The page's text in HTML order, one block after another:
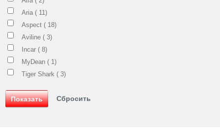
Aria ( 11)
Aspect ( 18)
Aviline ( 3)
Incar ( 8)
MyDean ( 1)
Tiger Shark ( 3)